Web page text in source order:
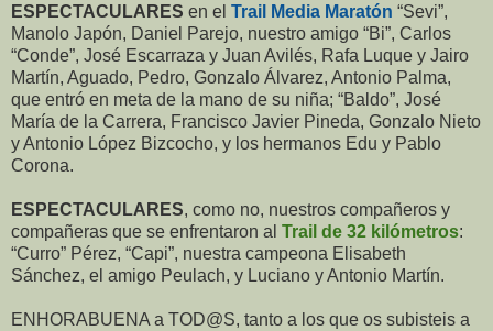
ESPECTACULARES en el Trail Media Maratón “Sevi”,
Manolo Japón, Daniel Parejo, nuestro amigo “Bi”, Carlos
“Conde”, José Escarraza y Juan Avilés, Rafa Luque y Jairo
Martín, Aguado, Pedro, Gonzalo Álvarez, Antonio Palma,
que entró en meta de la mano de su niña; “Baldo”, José
María de la Carrera, Francisco Javier Pineda, Gonzalo Nieto
y Antonio López Bizcocho, y los hermanos Edu y Pablo
Corona.
ESPECTACULARES, como no, nuestros compañeros y
compañeras que se enfrentaron al Trail de 32 kilómetros:
“Curro” Pérez, “Capi”, nuestra campeona Elisabeth
Sánchez, el amigo Peulach, y Luciano y Antonio Martín.
ENHORABUENA a TOD@S, tanto a los que os subisteis a